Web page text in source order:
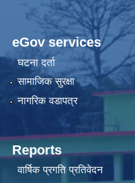
eGov services
घटना दर्ता
सामाजिक सुरक्षा
नागरिक वडापत्र
Reports
वार्षिक प्रगति प्रतिवेदन